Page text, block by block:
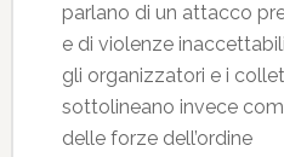
parlano di un attacco
e di violenze
gli organizzatori e i
sottolineano invece
delle forze dell’ordine